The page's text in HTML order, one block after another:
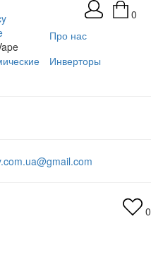
0
Про нас
Инверторы
0